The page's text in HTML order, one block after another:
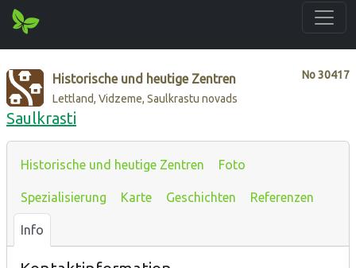
No30417
Historische und heutige Zentren
Lettland, Vidzeme, Saulkrastu novads
Saulkrasti
Historische und heutige Zentren Foto
Spezialisierung Karte Geschichten Referenzen
Info